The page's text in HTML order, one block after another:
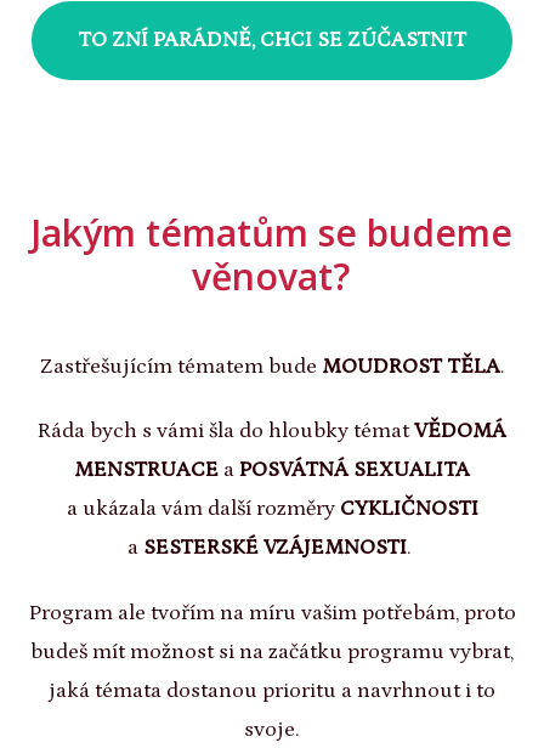
TO ZNÍ PARÁDNĚ, CHCI SE ZÚČASTNIT
Jakým tématům se budeme
věnovat?
Zastřešujícím tématem bude MOUDROST TĚLA.
Ráda bych s vámi šla do hloubky tématVĚDOMÁ
MENSTRUACE a POSVÁTNÁ SEXUALITA
a ukázala vám další rozměry CYKLIČNOSTI
a SESTERSKÉ VZÁJEMNOSTI.
Program ale tvořím na míru vašim potřebám, proto
budeš mít možnost si na začátku programu vybrat,
jaká témata dostanou prioritu a navrhnout i to
svoje.